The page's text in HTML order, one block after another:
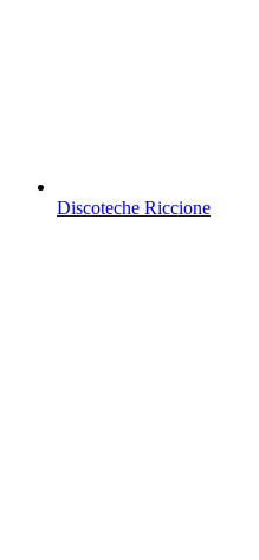
Discoteche Riccione